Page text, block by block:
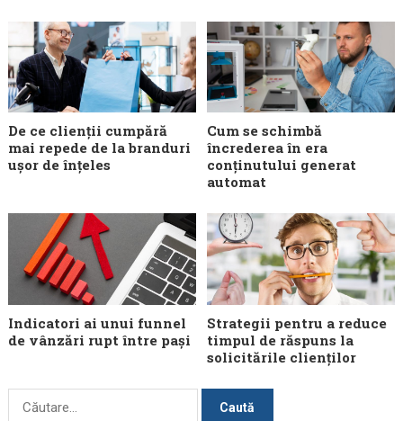
De ce clienții cumpără
mai repede de la branduri
ușor de înțeles
Cum se schimbă
încrederea în era
conținutului generat
automat
Indicatori ai unui funnel
de vânzări rupt între pași
Strategii pentru a reduce
timpul de răspuns la
solicitările clienților